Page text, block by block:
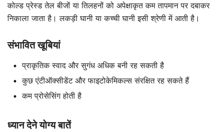
कोल्ड प्रेस्ड तेल बीजों या तिलहनों को अपेक्षाकृत कम तापमान पर दबाकर
निकाला जाता है। लकड़ी घानी या कच्ची घानी इसी श्रेणी में आती है।
संभावित खूबियां
प्राकृतिक स्वाद और सुगंध अधिक बनी रह सकती है
कुछ एंटीऑक्सीडेंट और फाइटोकेमिकल्स संरक्षित रह सकते हैं
कम प्रोसेसिंग होती है
ध्यान देने योग्य बातें